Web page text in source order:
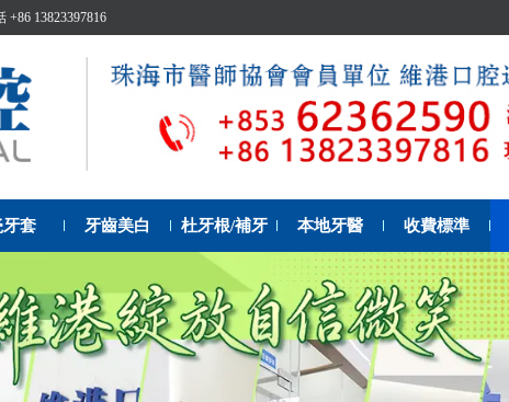
13823397816
牙套 牙齒美白 杜牙根/補牙 本地牙醫 收費標準